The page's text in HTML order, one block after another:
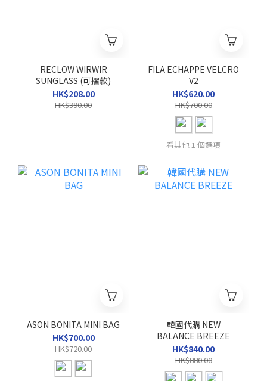
RECLOW WIRWIR
SUNGLASS (可摺款)
HK$208.00
HK$390.00
FILA ECHAPPE VELCRO
V2
HK$620.00
HK$700.00
看其他 1 個選項
ASON BONITA MINI BAG
HK$700.00
HK$720.00
韓國代購 NEW
BALANCE BREEZE
HK$840.00
HK$880.00